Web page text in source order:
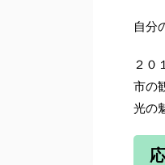
自分
２０
市の
光の